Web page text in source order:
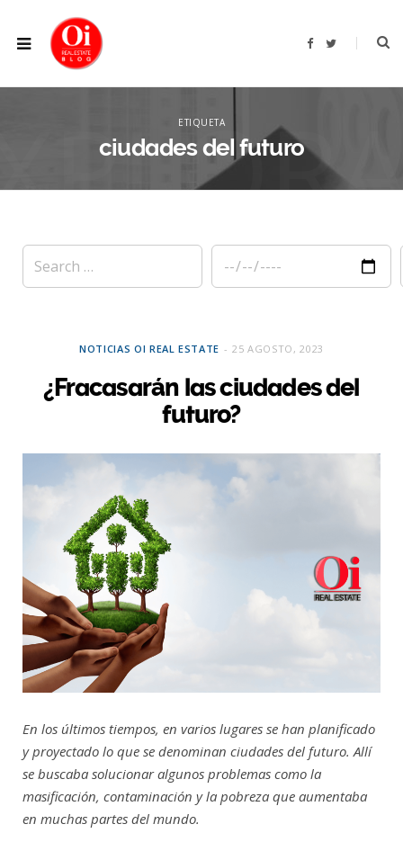
F
b
T
t
ETIQUETA
ciudades del futuro
NOTICIAS OI REAL ESTATE 25 AGOSTO, 2023
¿Fracasarán las ciudades del
futuro?
En los últimos tiempos, en varios lugares se han planificado
y proyectado lo que se denominan ciudades del futuro. Allí
se buscaba solucionar algunos problemas como la
masificación, contaminación y la pobreza que aumentaba
en muchas partes del mundo.